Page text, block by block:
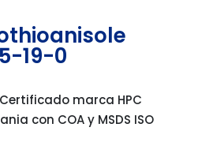
19-0
marca HPC
con COA y MSDS ISO